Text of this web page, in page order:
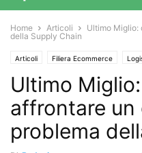
Home Articoli
Ultimo Miglio:
della Supply Chain
Articoli Filiera Ecommerce
Ultimo
affrontare un
problema